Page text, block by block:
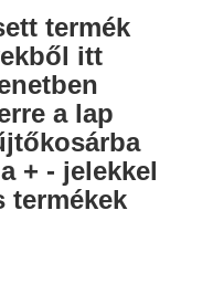
termék
itt
a lap
+ - jelekkel
termékek